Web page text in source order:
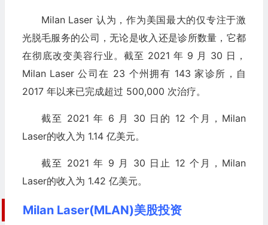
Milan Laser 认为，作为美国最大的仅专注于激
光脱毛服务的公司，无论是收入还是诊所数量，它都
在彻底改变美容行业。截至 2021 年 9 月 30 日，
Milan Laser 公司在 23 个州拥有 143 家诊所，自
2017 年以来已完成超过 500,000 次治疗。
截至 2021 年 6 月 30 日的 12 个月，Milan
Laser的收入为 1.14 亿美元。
截至 2021 年 9 月 30 日止 12 个月，Milan
Laser的收入为 1.42 亿美元。
Milan Laser(MLAN)美股投资